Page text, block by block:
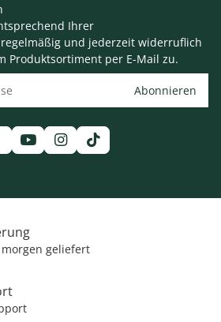
geliefert
Ihrer
regelmäßig und jederzeit widerruflich
Produktsortiment per E-Mail zu.
Abonnieren